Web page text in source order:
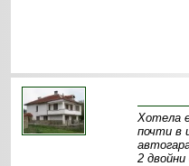
Хотела
почти в
2